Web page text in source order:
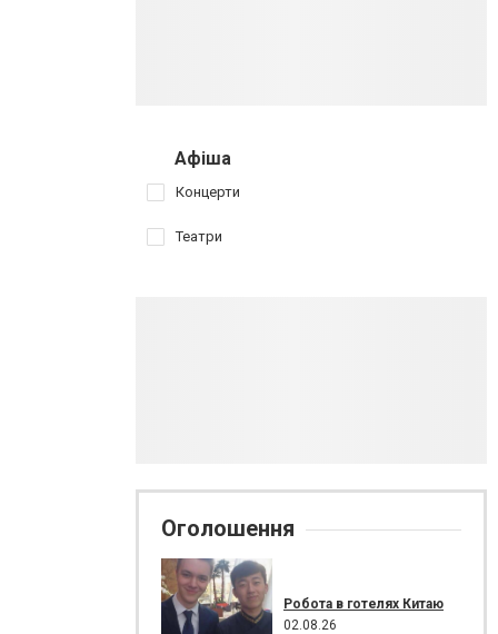
Афіша
Концерти
Театри
Оголошення
Робота в готелях Китаю
02.08.26